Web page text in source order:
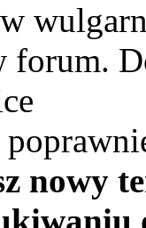
nowy